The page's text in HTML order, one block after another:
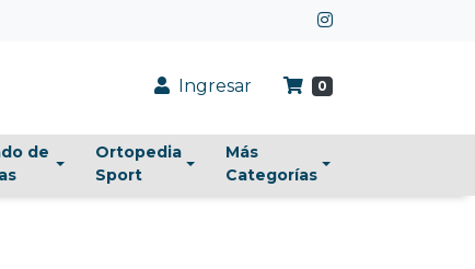
Ingresar 0
de
Ortopedia
Sport
Más
Categorías